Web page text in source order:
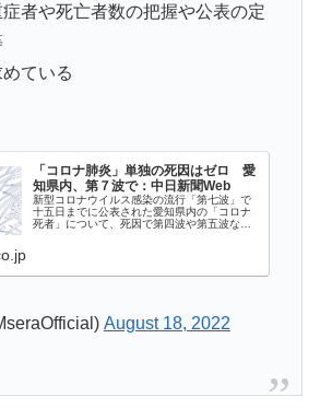
者や死亡者数の把握や公表の定
ている
「コロナ肺炎」単独の死因はゼロ 愛
知県内、第７波で：中日新聞Web
新型コロナウイルス感染の流行「第七波」で
十五日までに公表された愛知県内の「コロナ
死者」について、死因で第四波や第五波など
August 18, 2022